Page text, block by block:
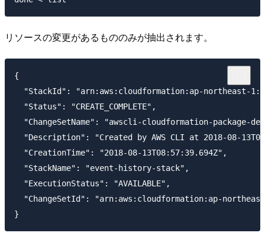
リソースの変更があるもののみが抽出されます。
{
"StackId": "arn:aws:cloudformation:ap-northeast-
  "Status": "CREATE_COMPLETE",
"ChangeSetName": "awscli-cloudformation-package-
"Description": "Created by AWS CLI at 2018-08-
  "CreationTime": "2018-08-13T08:57:39.694Z",
  "StackName": "event-history-stack",
  "ExecutionStatus": "AVAILABLE",
"ChangeSetId": "arn:aws:cloudformation:ap-